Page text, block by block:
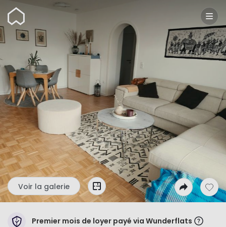
Wunderflats
Voir la galerie
Premier mois de loyer payé via Wunderflats